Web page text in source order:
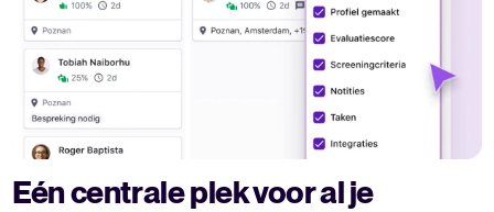
Eén centrale plek voor al je